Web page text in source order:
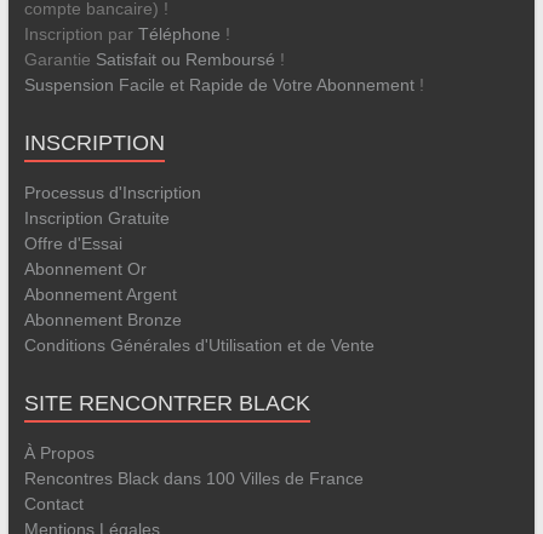
compte bancaire) !
Inscription par Téléphone !
Garantie Satisfait ou Remboursé !
Suspension Facile et Rapide de Votre Abonnement!
INSCRIPTION
Processus d'Inscription
Inscription Gratuite
Offre d'Essai
Abonnement Or
Abonnement Argent
Abonnement Bronze
Conditions Générales d'Utilisation et de Vente
SITE RENCONTRER BLACK
À Propos
Rencontres Black dans 100 Villes de France
Contact
Mentions Légales